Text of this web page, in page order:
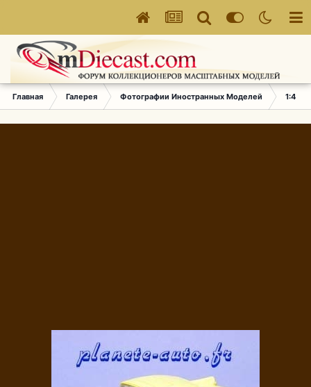
Главная Галерея Фотографии Иностранных Моделей 1:43